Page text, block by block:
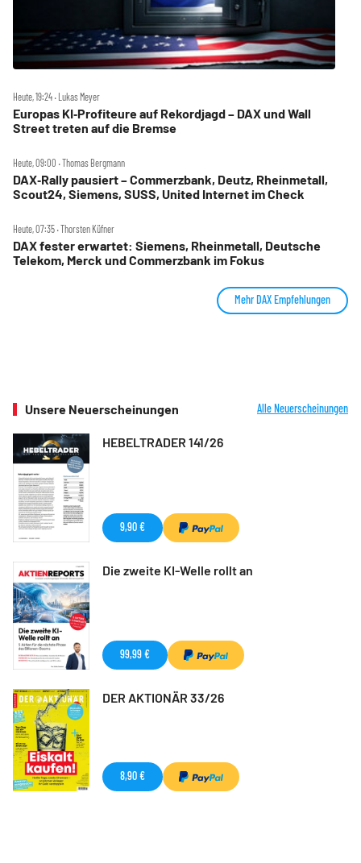
Heute, 19:24 ‧ Lukas Meyer
Europas KI‑Profiteure auf Rekordjagd – DAX und Wall
Street treten auf die Bremse
Heute, 09:00 ‧ Thomas Bergmann
DAX‑Rally pausiert – Commerzbank, Deutz, Rheinmetall,
Scout24, Siemens, SUSS, United Internet im Check
Heute, 07:35 ‧ Thorsten Küfner
DAX fester erwartet: Siemens, Rheinmetall, Deutsche
Telekom, Merck und Commerzbank im Fokus
Mehr DAX Empfehlungen
Unsere Neuerscheinungen Alle Neuerscheinungen
HEBELTRADER 141/26
9,90 €
Die zweite KI-Welle rollt an
99,99 €
DER AKTIONÄR 33/26
8,90 €